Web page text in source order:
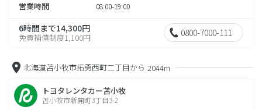
営業時間 08:00-19:00
6時間まで14,300円
免責補償制度1,100円 0800-7000-111
北海道苫小牧市拓勇西町二丁目から 2044m
トヨタレンタカー苫小牧
苫小牧市新開町3丁目3-2